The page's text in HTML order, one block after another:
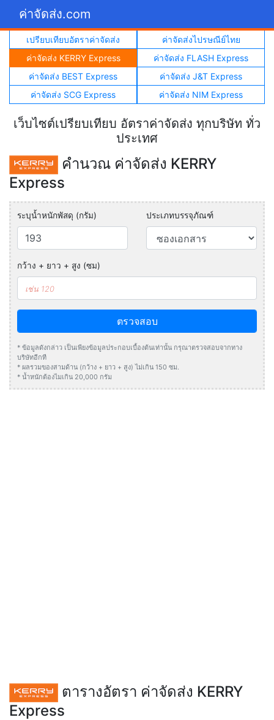
ค่าจัดส่ง.com
เปรียบเทียบอัตราค่าจัดส่ง
ค่าจัดส่งไปรษณีย์ไทย
ค่าจัดส่ง KERRY Express
ค่าจัดส่ง FLASH Express
ค่าจัดส่ง BEST Express
ค่าจัดส่ง J&T Express
ค่าจัดส่ง SCG Express
ค่าจัดส่ง NIM Express
เว็บไซต์เปรียบเทียบ อัตราค่าจัดส่ง ทุกบริษัท ทั่ว
ประเทศ
คำนวณ ค่าจัดส่ง KERRY
Express
ระบุน้ำหนักพัสดุ (กรัม) ประเภทบรรจุภัณฑ์
กว้าง + ยาว + สูง (ซม)
ตรวจสอบ
* ข้อมูลดังกล่าว เป็นเพียงข้อมูลประกอบเบื้องต้นเท่านั้น กรุณาตรวจสอบจากทาง
บริษัทอีกที
* ผลรวมของสามด้าน (กว้าง + ยาว + สูง) ไม่เกิน 150 ซม.
* น้ำหนักต้องไมเกิน 20,000 กรัม
ตารางอัตรา ค่าจัดส่ง KERRY
Express